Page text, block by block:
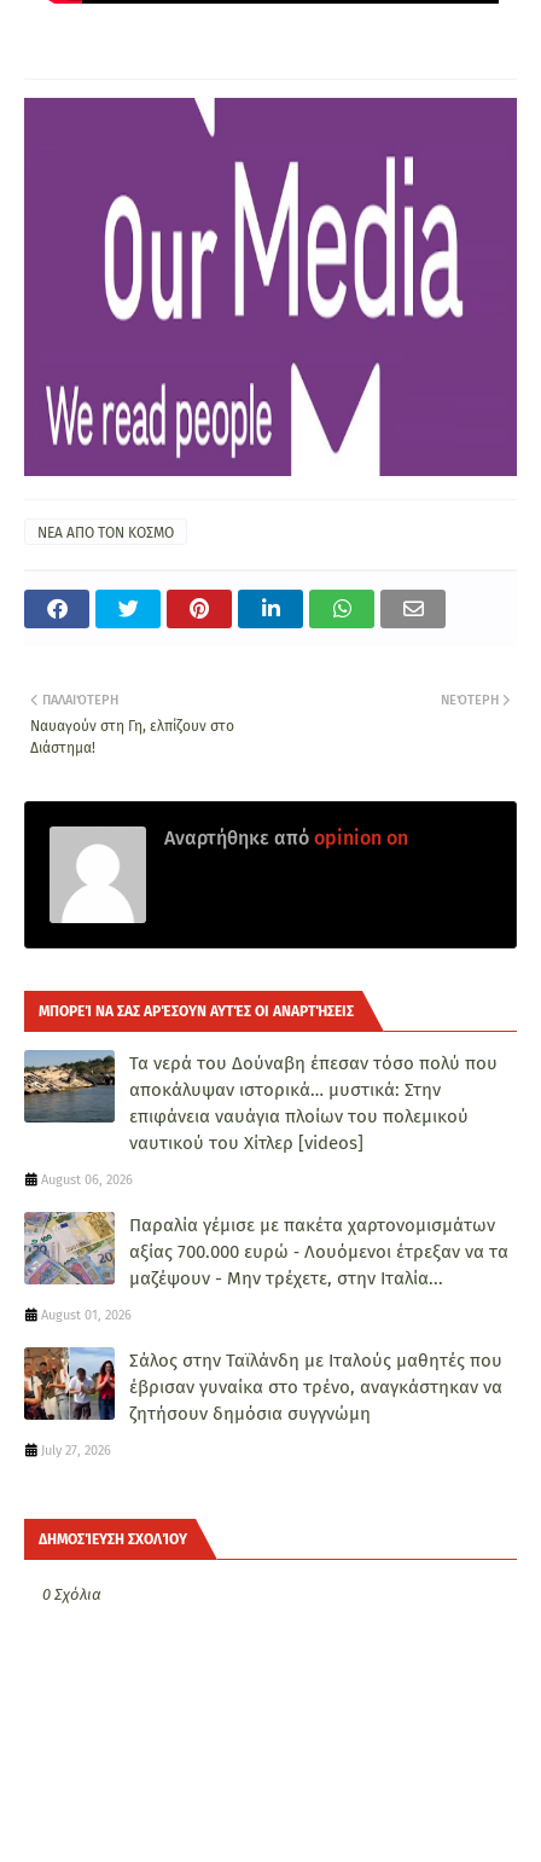
ΝΕΑ ΑΠΟ ΤΟΝ ΚΟΣΜΟ
ΝΕΌΤΕΡΗ
ΠΑΛΑΙΌΤΕΡΗ
Ναυαγούν στη Γη, ελπίζουν στο
Διάστημα!
Αναρτήθηκε από opinion on
ΜΠΟΡΕΊ ΝΑ ΣΑΣ ΑΡΈΣΟΥΝ ΑΥΤΈΣ ΟΙ ΑΝΑΡΤΉΣΕΙΣ
Τα νερά του Δούναβη έπεσαν τόσο πολύ που
αποκάλυψαν ιστορικά… μυστικά: Στην
επιφάνεια ναυάγια πλοίων του πολεμικού
ναυτικού του Χίτλερ [videos]
August 06, 2026
Παραλία γέμισε με πακέτα χαρτονομισμάτων
αξίας 700.000 ευρώ ‑ Λουόμενοι έτρεξαν να τα
μαζέψουν - Μην τρέχετε, στην Ιταλία...
August 01, 2026
Σάλος στην Ταϊλάνδη με Ιταλούς μαθητές που
έβρισαν γυναίκα στο τρένο, αναγκάστηκαν να
ζητήσουν δημόσια συγγνώμη
July 27, 2026
ΔΗΜΟΣΊΕΥΣΗ ΣΧΟΛΊΟΥ
0 Σχόλια